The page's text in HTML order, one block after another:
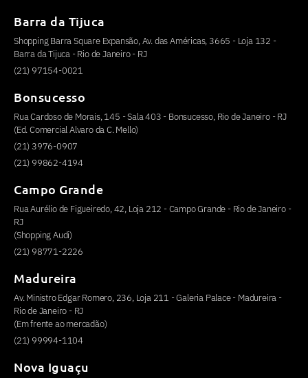
Barra da Tijuca
Shopping Barra Square Expansão, Av. das Américas, 3665 - Loja 132 -
Barra da Tijuca - Rio de Janeiro - RJ
(21) 97154-0021
Bonsucesso
Rua Cardoso de Morais, 145 - Sala 403 - Bonsucesso, Rio de Janeiro - RJ
(Ed. Comercial Alvaro da C. Mello)
(21) 3976-0907
(21) 99862-4194
Campo Grande
Rua Aurélio de Figueiredo, 42, Loja 212 - Campo Grande - Rio de Janeiro -
RJ
(Shopping Audi)
(21) 98771-2226
Madureira
Av. Ministro Edgar Romero, 236, Loja 211 - Galeria Palace - Madureira -
Rio de Janeiro - RJ
(Em frente ao mercadão)
(21) 99994-1104
Nova Iguaçu